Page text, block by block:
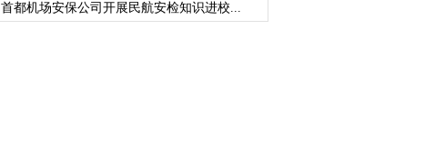
首都机场安保公司开展民航安检知识进校...